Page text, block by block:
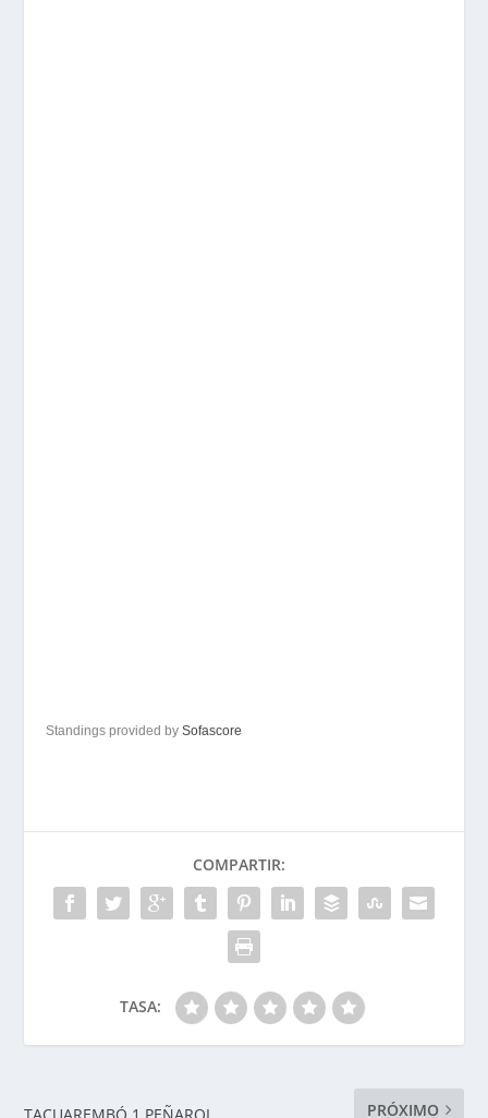
Standings provided bySofascore
COMPARTIR:
TASA:
PRÓXIMO